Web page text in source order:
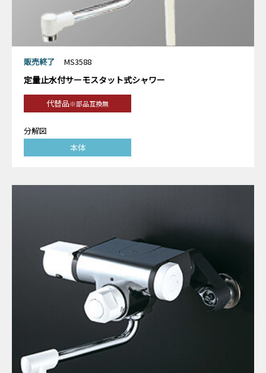
販売終了 MS3588
定量止水付サーモスタット式シャワー
代替品※部品互換無
分解図
本体